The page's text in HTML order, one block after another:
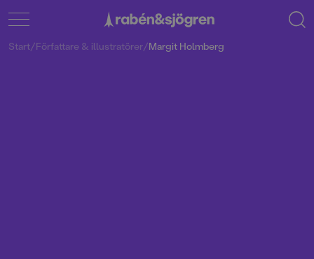
Start/Författare & illustratörer/Margit Holmberg